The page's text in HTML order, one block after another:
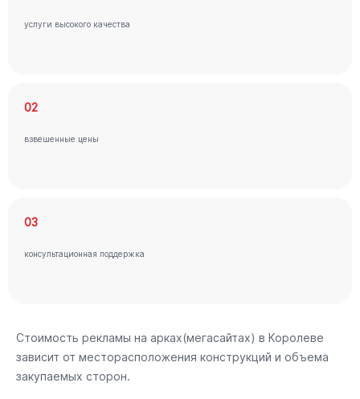
услуги высокого качества
02
взвешенные цены
03
консультационная поддержка
Стоимость рекламы на арках(мегасайтах) в Королеве
зависит от месторасположения конструкций и объема
закупаемых сторон.